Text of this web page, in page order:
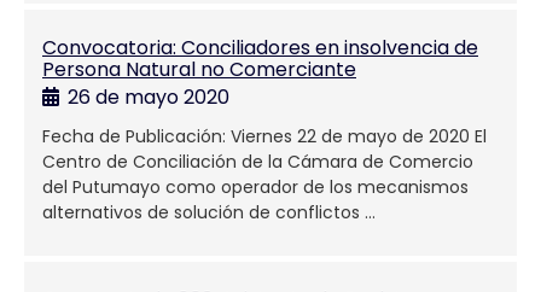
Convocatoria: Conciliadores en insolvencia de
Persona Natural no Comerciante
26 de mayo 2020
Fecha de Publicación: Viernes 22 de mayo de 2020 El
Centro de Conciliación de la Cámara de Comercio
del Putumayo como operador de los mecanismos
alternativos de solución de conflictos …